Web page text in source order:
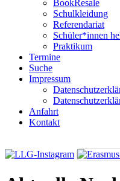
BookResale
Schulkleidung
Referendariat
Schüler*innen
Praktikum
Termine
Suche
Impressum
Anfahrt
Kontakt